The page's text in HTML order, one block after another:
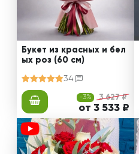
Букет из красных и бел
ых роз (60 см)
34
-3% 3 627 ₽
от 3 533 ₽